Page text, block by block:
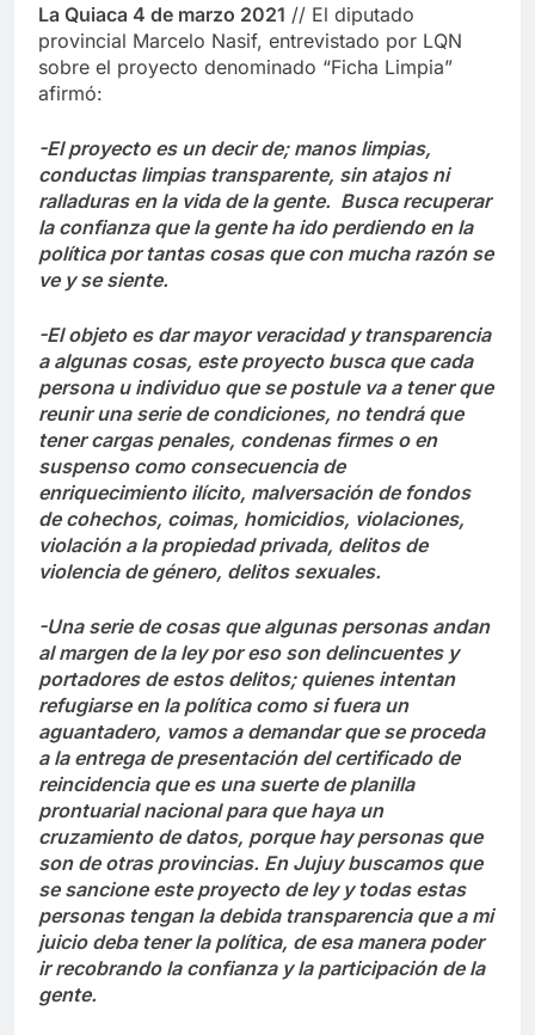
La Quiaca 4 de marzo 2021 // El diputado
provincial Marcelo Nasif, entrevistado por LQN
sobre el proyecto denominado “Ficha Limpia”
afirmó:
-El proyecto es un decir de; manos limpias,
conductas limpias transparente, sin atajos ni
ralladuras en la vida de la gente. Busca recuperar
la confianza que la gente ha ido perdiendo en la
política por tantas cosas que con mucha razón se
ve y se siente.
-El objeto es dar mayor veracidad y transparencia
a algunas cosas, este proyecto busca que cada
persona u individuo que se postule va a tener que
reunir una serie de condiciones, no tendrá que
tener cargas penales, condenas firmes o en
suspenso como consecuencia de
enriquecimiento ilícito, malversación de fondos
de cohechos, coimas, homicidios, violaciones,
violación a la propiedad privada, delitos de
violencia de género, delitos sexuales.
-Una serie de cosas que algunas personas andan
al margen de la ley por eso son delincuentes y
portadores de estos delitos; quienes intentan
refugiarse en la política como si fuera un
aguantadero, vamos a demandar que se proceda
a la entrega de presentación del certificado de
reincidencia que es una suerte de planilla
prontuarial nacional para que haya un
cruzamiento de datos, porque hay personas que
son de otras provincias. En Jujuy buscamos que
se sancione este proyecto de ley y todas estas
personas tengan la debida transparencia que a mi
juicio deba tener la política, de esa manera poder
ir recobrando la confianza y la participación de la
gente.